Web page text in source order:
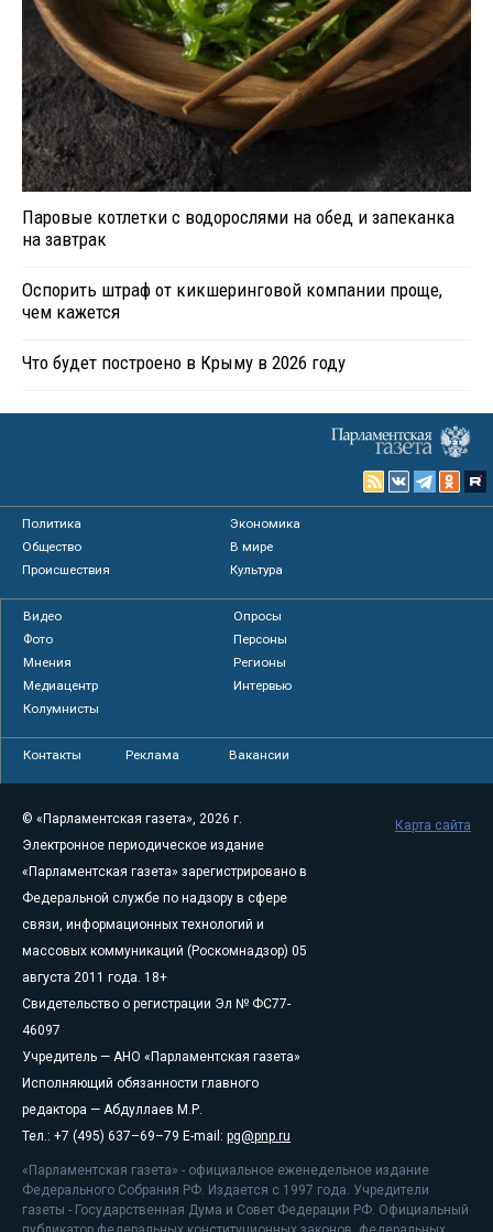
Паровые котлетки с водорослями на обед и запеканка
на завтрак
Оспорить штраф от кикшеринговой компании проще,
чем кажется
Что будет построено в Крыму в 2026 году
Политика
Экономика
Общество
В мире
Происшествия
Культура
Видео
Опросы
Фото
Персоны
Мнения
Регионы
Медиацентр
Интервью
Колумнисты
Контакты Реклама Вакансии
© «Парламентская газета», 2026 г.
Электронное периодическое издание
«Парламентская газета» зарегистрировано в
Федеральной службе по надзору в сфере
связи, информационных технологий и
массовых коммуникаций (Роскомнадзор) 05
августа 2011 года. 18+
Свидетельство о регистрации Эл № ФС77-
46097
Учредитель — АНО «Парламентская газета»
Исполняющий обязанности главного
редактора — Абдуллаев М.Р.
Тел.: +7 (495) 637–69–79 E-mail: pg@pnp.ru
«Парламентская газета» - официальное еженедельное издание
Федерального Собрания РФ. Издается с 1997 года. Учредители
газеты - Государственная Дума и Совет Федерации РФ. Официальный
Карта сайта